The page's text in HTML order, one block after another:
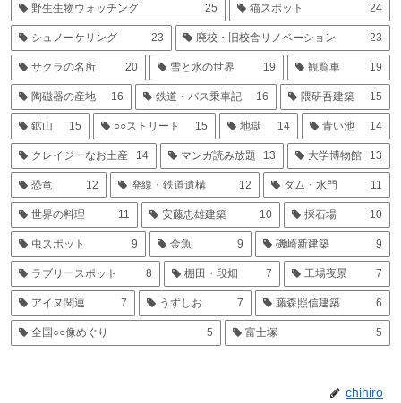
野生生物ウォッチング 25 猫スポット 24
シュノーケリング 23 廃校・旧校舎リノベーション 23
サクラの名所 20 雪と氷の世界 19 観覧車 19
陶磁器の産地 16 鉄道・バス乗車記 16 隈研吾建築 15
鉱山 15 ○○ストリート 15 地獄 14 青い池 14
クレイジーなお土産 14 マンガ読み放題 13 大学博物館 13
恐竜 12 廃線・鉄道遺構 12 ダム・水門 11
世界の料理 11 安藤忠雄建築 10 採石場 10
虫スポット 9 金魚 9 磯崎新建築 9
ラブリースポット 8 棚田・段畑 7 工場夜景 7
アイヌ関連 7 うずしお 7 藤森照信建築 6
全国○○像めぐり 5 富士塚 5
chihiro